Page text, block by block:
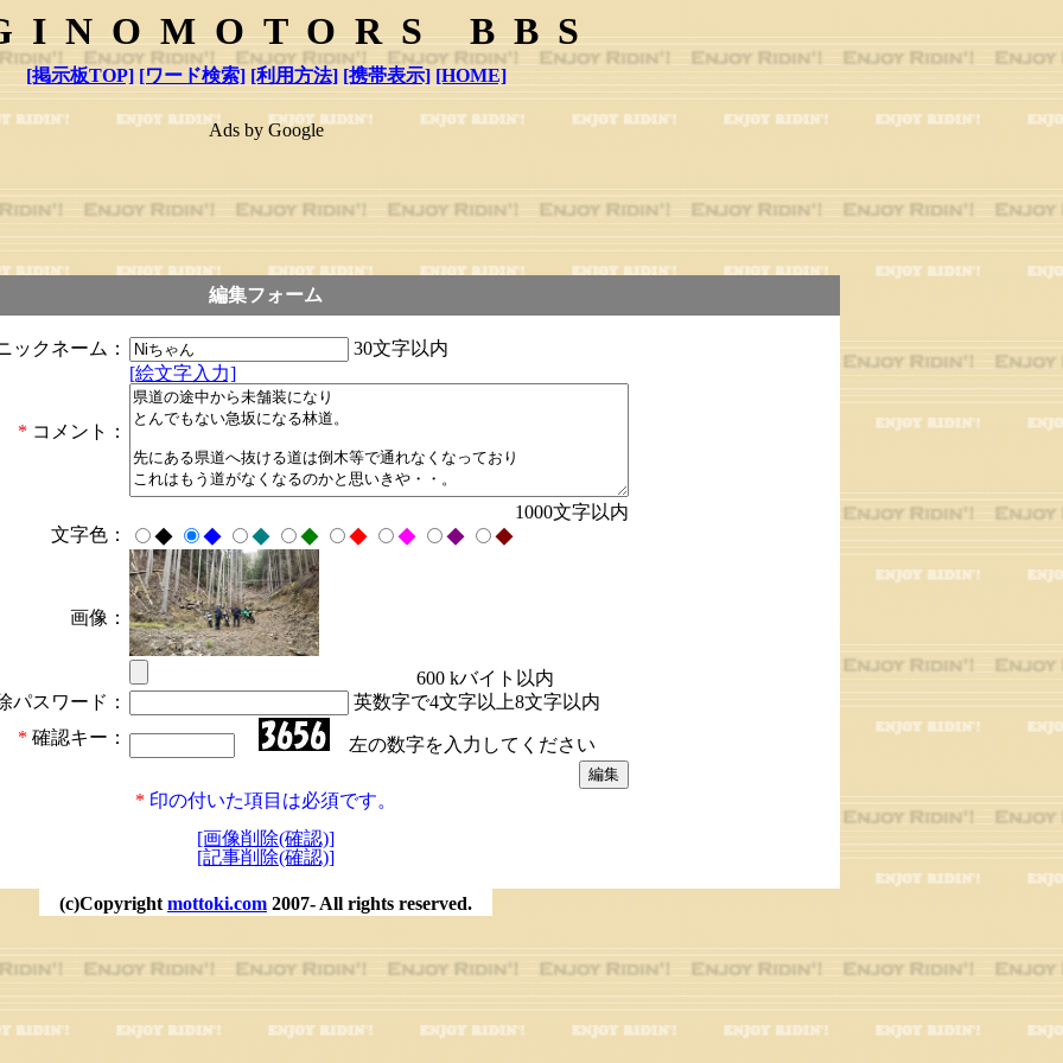
BBS
[掲示板TOP] [ワード検索] [利用方法] [携帯表示] [HOME]
Ads by Google
編集フォーム
ックネーム： 30文字以内
* コメント：
[絵文字入力]
1000文字以内
文字色：
◆ ◆ ◆ ◆ ◆ ◆ ◆ ◆
画像：
600 kバイト以内
パスワード：
英数字で4文字以上8文字以内
* 確認キー： 左の数字を入力してください
* 印の付いた項目は必須です。
[画像削除(確認)]
[記事削除(確認)]
(c)Copyright mottoki.com 2007- All rights reserved.